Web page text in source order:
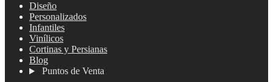
Diseño
Personalizados
Infantiles
Vinílicos
Cortinas y Persianas
Blog
Puntos de Venta